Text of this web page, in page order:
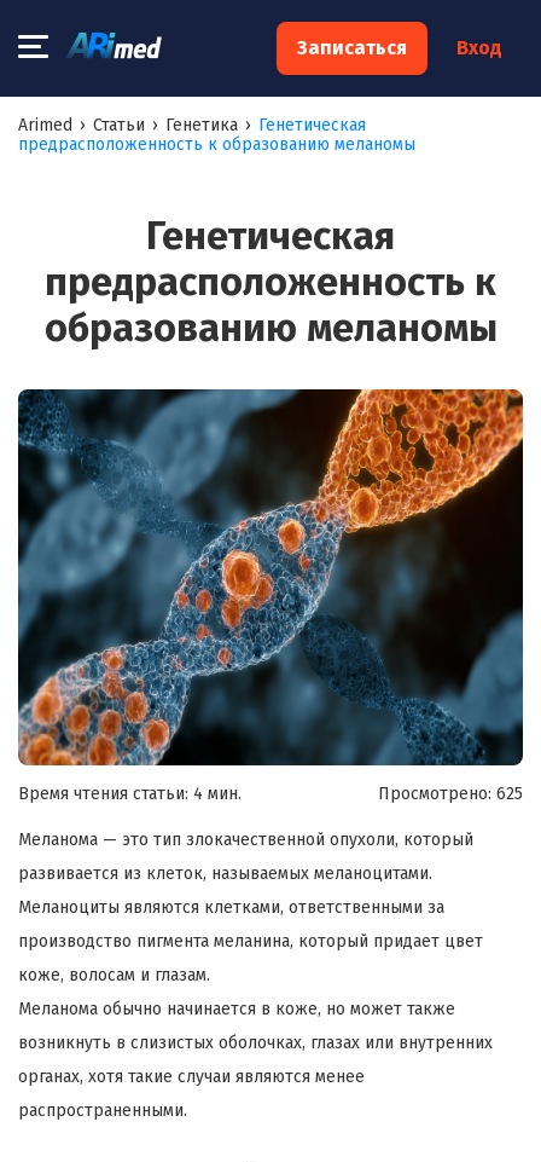
Записаться Вход
Arimed › Статьи › Генетика › Генетическая
предрасположенность к образованию меланомы
Генетическая
предрасположенность к
образованию меланомы
Время чтения статьи: 4 мин. Просмотрено: 625
Меланома — это тип злокачественной опухоли, который
развивается из клеток, называемых меланоцитами.
Меланоциты являются клетками, ответственными за
производство пигмента меланина, который придает цвет
коже, волосам и глазам.
Меланома обычно начинается в коже, но может также
возникнуть в слизистых оболочках, глазах или внутренних
органах, хотя такие случаи являются менее
распространенными.
×
Запишитесь на консультацию к
специалисту
Ваш телефон:*
Я согласен на обработку моих персональных данных